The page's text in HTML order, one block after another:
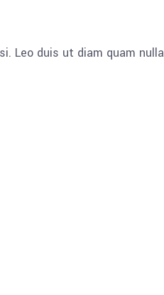
Leo duis ut diam quam nulla